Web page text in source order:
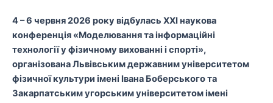
4 – 6 червня 2026 року відбулась XXI наукова
конференція «Моделювання та інформаційні
технології у фізичному вихованні і спорті»,
організована Львівським державним університетом
фізичної культури імені Івана Боберського та
Закарпатським угорським університетом імені